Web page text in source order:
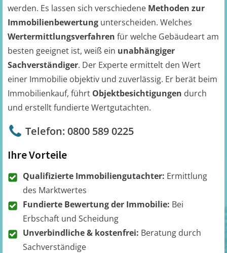
werden. Es lassen sich verschiedene Methoden zur
Immobilienbewertung unterscheiden. Welches
Wertermittlungsverfahren für welche Gebäudeart am
besten geeignet ist, weiß ein unabhängiger
Sachverständiger. Der Experte ermittelt den Wert
einer Immobilie objektiv und zuverlässig. Er berät beim
Immobilienkauf, führt Objektbesichtigungen durch
und erstellt fundierte Wertgutachten.
Telefon: 0800 589 0225
Ihre Vorteile
Qualifizierte Immobiliengutachter: Ermittlung
des Marktwertes
Fundierte Bewertung der Immobilie: Bei
Erbschaft und Scheidung
Unverbindliche & kostenfrei: Beratung durch
Sachverständige